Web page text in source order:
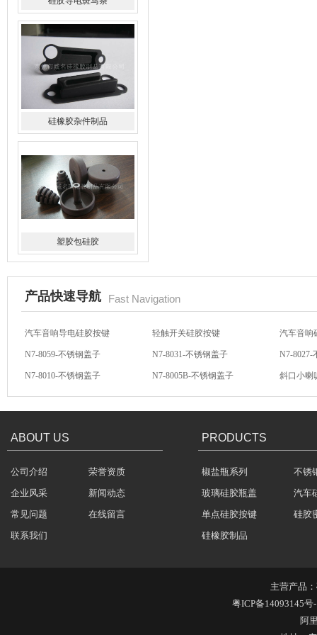
硅橡胶杂件制品
塑胶包硅胶
产品快速导航 Fast Navigation
N7-8059-不锈钢盖子 N7-8031-不锈钢盖子 N7-8027-
N7-8010-不锈钢盖子 N7-8005B-不锈钢盖子 斜口小
方向盘硅胶按键 汽车音响硅胶按键 硅胶按键
ABOUT US
公司介绍
荣誉资质
企业风采
新闻动态
常见问题
在线留言
联系我们
PRODUCTS
椒盐瓶系列
不锈
玻璃硅胶瓶盖
汽车
单点硅胶按键
硅胶
硅橡胶制品
主营产品：
粤ICP备14093145号
阿